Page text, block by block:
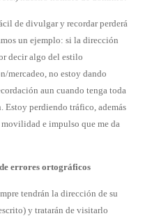
de divulgar y recordar perderá
un ejemplo: si la dirección
decir algo del estilo
mercadeo, no estoy dando
aun cuando tenga toda
perdiendo tráfico, además
e impulso que me da
errores ortográficos
tendrán la dirección de su
y tratarán de visitarlo